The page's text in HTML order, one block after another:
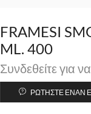
FRAMESI
ML. 400
Συνδεθείτε για να
ΡΩΤΉΣΤΕ ΈΝΑΝ